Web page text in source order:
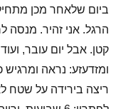
ביום שלאחר מכן
הרגל. אני זהיר. מנסה
קטן. אבל יום עובר,
ומזדעזע: נראה
ריצה בירידה על שטח